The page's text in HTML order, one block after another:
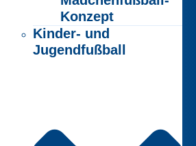
Konzept
Kinder- und
Jugendfußball